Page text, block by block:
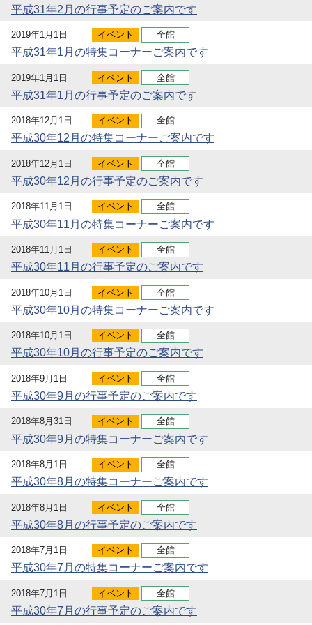
平成31年2月の行事予定のご案内です
2019年1月1日 イベント 全館
平成31年1月の特集コーナーご案内です
2019年1月1日 イベント 全館
平成31年1月の行事予定のご案内です
2018年12月1日 イベント 全館
平成30年12月の特集コーナーご案内です
2018年12月1日 イベント 全館
平成30年12月の行事予定のご案内です
2018年11月1日 イベント 全館
平成30年11月の特集コーナーご案内です
2018年11月1日 イベント 全館
平成30年11月の行事予定のご案内です
2018年10月1日 イベント 全館
平成30年10月の特集コーナーご案内です
2018年10月1日 イベント 全館
平成30年10月の行事予定のご案内です
2018年9月1日 イベント 全館
平成30年9月の行事予定のご案内です
2018年8月31日 イベント 全館
平成30年9月の特集コーナーご案内です
2018年8月1日 イベント 全館
平成30年8月の特集コーナーご案内です
2018年8月1日 イベント 全館
平成30年8月の行事予定のご案内です
2018年7月1日 イベント 全館
平成30年7月の特集コーナーご案内です
2018年7月1日 イベント 全館
平成30年7月の行事予定のご案内です